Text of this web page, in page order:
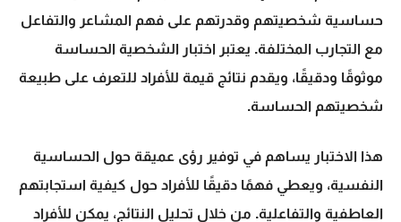
حساسية شخصيتهم وقدرتهم على فهم المشاعر والتفاعل
مع التجارب المختلفة. يعتبر اختبار الشخصية الحساسة
موثوقًا ودقيقًا، ويقدم نتائج قيمة للأفراد للتعرف على طبيعة
شخصيتهم الحساسة.
هذا الاختبار يساهم في توفير رؤى عميقة حول الحساسية
النفسية، ويعطي فهمًا دقيقًا للأفراد حول كيفية استجابتهم
العاطفية والتفاعلية. من خلال تحليل النتائج، يمكن للأفراد